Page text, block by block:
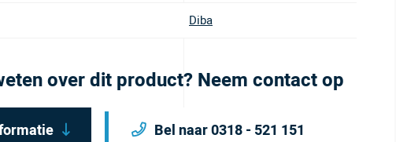
Diba
over dit product? Neem contact op
Bel naar 0318 - 521 151